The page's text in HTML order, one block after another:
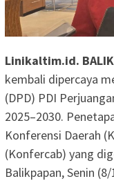
Linikaltim.id.
kembali dipercaya
(DPD) PDI
2025–2030.
Konferensi Daerah
(Konfercab) yang
Balikpapan, Senin